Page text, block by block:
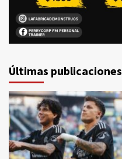
Últimas publicaciones